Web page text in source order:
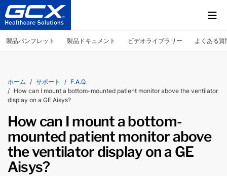
製品パンフレット 製品ドキュメント ビデオライブラリー よくある質
ホーム サポート
F.A.Q.
How can I mount a bottom-mounted patient monitor above the ventilator
display on a GE Aisys?
How can I mount a bottom-
mounted patient monitor above
the ventilator display on a GE
Aisys?